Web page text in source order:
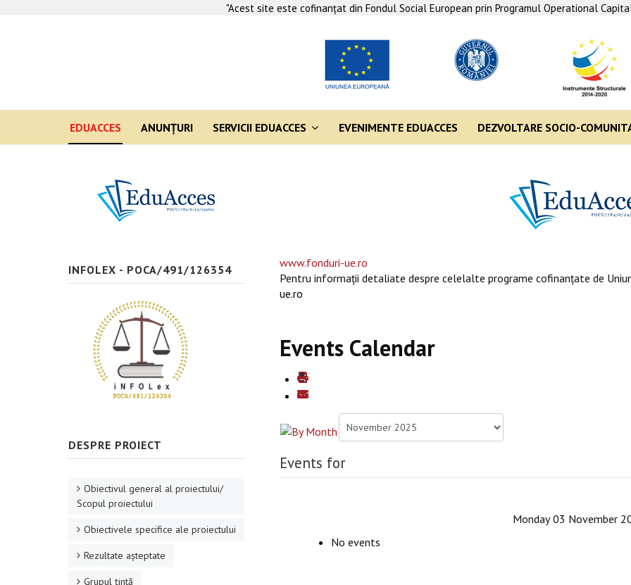
"Acest site este cofinanţat din Fondul Social European prin Programul Operational
EDUACCES ANUNŢURI SERVICII EDUACCES EVENIMENTE EDUACCES DEZVOLTARE SOCIO-
www.fonduri-ue.ro
Pentru informaţii detaliate despre celelalte programe cofinanţate de
ue.ro
Events Calendar
Events for
Monday 03 November
No events
INFOLEX - POCA/491/126354
DESPRE PROIECT
Obiectivul general al proiectului/
Scopul proiectului
Obiectivele specifice ale proiectului
Rezultate aşteptate
Grupul ţintă